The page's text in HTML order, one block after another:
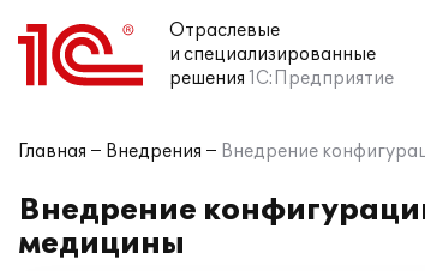
Отраслевые
и специализированные
решения 1С:Предприятие
Главная Внедрения Внедрение
Внедрение
медицины